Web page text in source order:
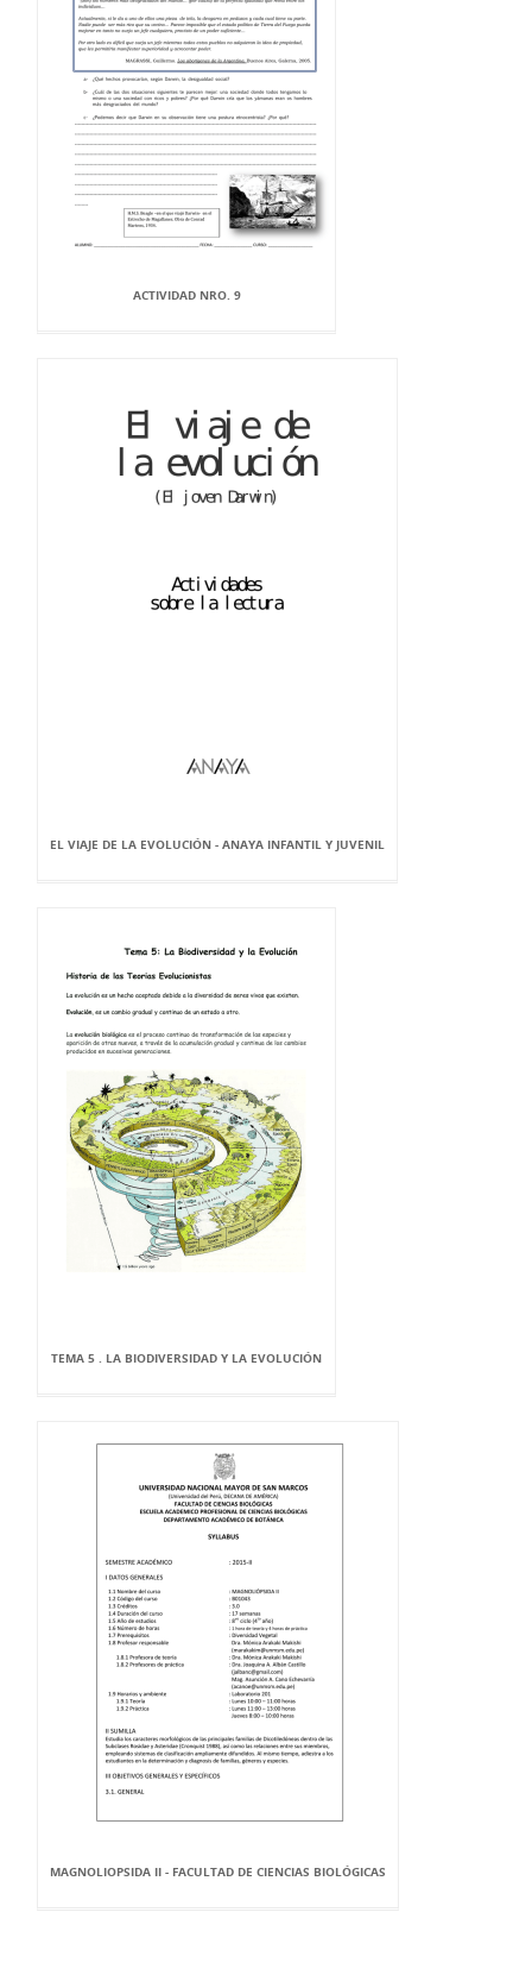
ACTIVIDAD NRO. 9
EL VIAJE DE LA EVOLUCIÓN - ANAYA INFANTIL Y JUVENIL
TEMA 5 . LA BIODIVERSIDAD Y LA EVOLUCIÓN
MAGNOLIOPSIDA II - FACULTAD DE CIENCIAS BIOLÓGICAS